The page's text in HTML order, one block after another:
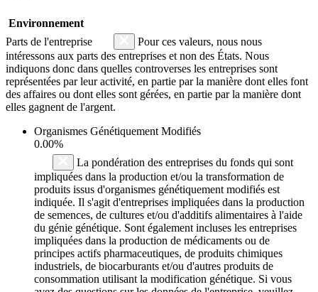
Environnement
Parts de l'entreprise
Pour ces valeurs, nous nous
intéressons aux parts des entreprises et non des États. Nous
indiquons donc dans quelles controverses les entreprises sont
représentées par leur activité, en partie par la manière dont elles font
des affaires ou dont elles sont gérées, en partie par la manière dont
elles gagnent de l'argent.
Organismes Génétiquement Modifiés
0.00%
La pondération des entreprises du fonds qui sont
impliquées dans la production et/ou la transformation de
produits issus d'organismes génétiquement modifiés est
indiquée. Il s'agit d'entreprises impliquées dans la production
de semences, de cultures et/ou d'additifs alimentaires à l'aide
du génie génétique. Sont également incluses les entreprises
impliquées dans la production de médicaments ou de
principes actifs pharmaceutiques, de produits chimiques
industriels, de biocarburants et/ou d'autres produits de
consommation utilisant la modification génétique. Si vous